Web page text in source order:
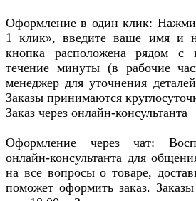
Оформление в один клик:
1 клик», введите ваше имя и
кнопка расположена рядом
течение минуты (в рабочие
менеджер для уточнения
Заказы принимаются
Заказ через онлайн-консультанта
Оформление через чат:
онлайн-консультанта для
на все вопросы о товаре,
поможет оформить заказ.